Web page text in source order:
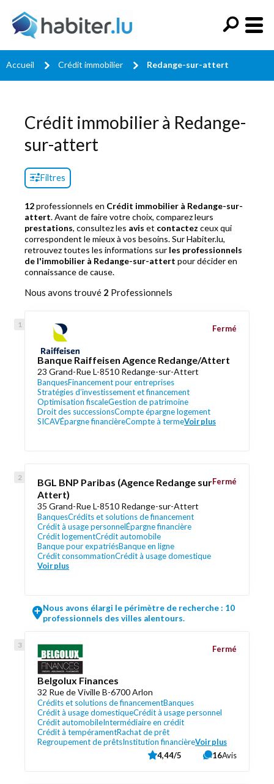
Accueil Crédit immobilier Redange-sur-attert
Crédit immobilier à Redange-
sur-attert
Filtres
12professionnels en Crédit immobilier à Redange-sur-
attert. Avant de faire votre choix, comparez leurs
prestations, consultez les avis et contactez ceux qui
correspondent le mieux à vos besoins. Sur Habiter.lu,
retrouvez toutes les informations sur les professionnels
de l'immobilier à Redange-sur-attert pour décider en
connaissance de cause.
Nous avons trouvé 2 Professionnels
Banque Raiffeisen Agence Redange/Attert
23 Grand-Rue L-8510 Redange-sur-Attert
BanquesFinancement pour entreprises
Stratégies d’investissement et financement
Optimisation fiscaleGestion de patrimoine
Droit des successionsCompte épargne logement
SICAVÉpargne financièreCompte à termeVoir plus
Fermé
BGL BNP Paribas (Agence Redange sur
Attert)
35 Grand-Rue L-8510 Redange-sur-Attert
BanquesCrédits et solutions de financement
Crédit à usage personnelÉpargne financière
Crédit logementCrédit automobile
Banque pour expatriésBanque en ligne
Crédit consommationCrédit à usage domestique
Voir plus
Fermé
Nous avons élargi le périmètre de recherche : 10
professionnels des villes alentours.
Belgolux Finances
32 Rue de Viville B-6700 Arlon
Crédits et solutions de financementBanques
Crédit à usage domestiqueCrédit à usage personnel
Crédit automobileIntermédiaire en crédit
Crédit à tempéramentRachat de prêt
Regroupement de prêtsInstitution financièreVoir plus
Fermé
4,44/5 16Avis